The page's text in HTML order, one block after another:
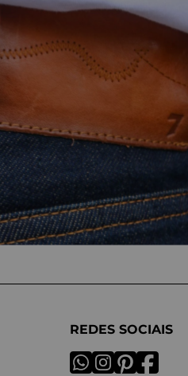
REDES SOCIAIS